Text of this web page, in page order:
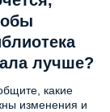
лучше?
какие
изменения и